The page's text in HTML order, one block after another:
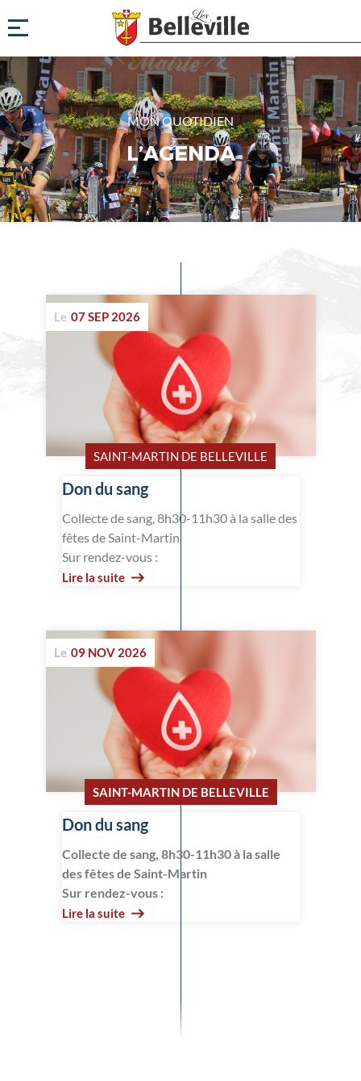
MON QUOTIDIEN
L’AGENDA
venir
SAINT-MARTIN DE BELLEVILLE
Le 07 SEP 2026
Don du sang
Collecte de sang, 8h30-11h30 à la salle des
fêtes de Saint-Martin
Sur rendez-vous :
Lire la suite
SAINT-MARTIN DE BELLEVILLE
Le 09 NOV 2026
Don du sang
Collecte de sang, 8h30-11h30 à la salle
des fêtes de Saint-Martin
Sur rendez-vous :
Lire la suite